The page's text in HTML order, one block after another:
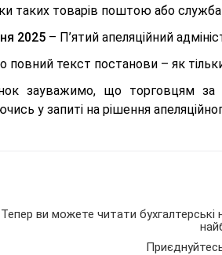
таких товарів поштою або
2025 – П’ятий апеляційний
повний текст постанови – як
зауважимо, що торговцям
у запиті на рішення
Тепер ви можете читати